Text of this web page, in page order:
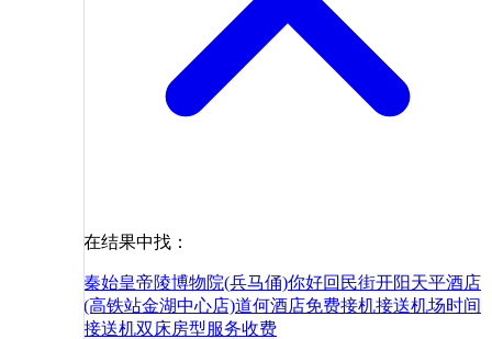
在结果中找：
秦始皇帝陵博物院(兵马俑)你好回民街开阳天平酒店
(高铁站金湖中心店)道何酒店免费接机接送机场时间
接送机双床房型服务收费